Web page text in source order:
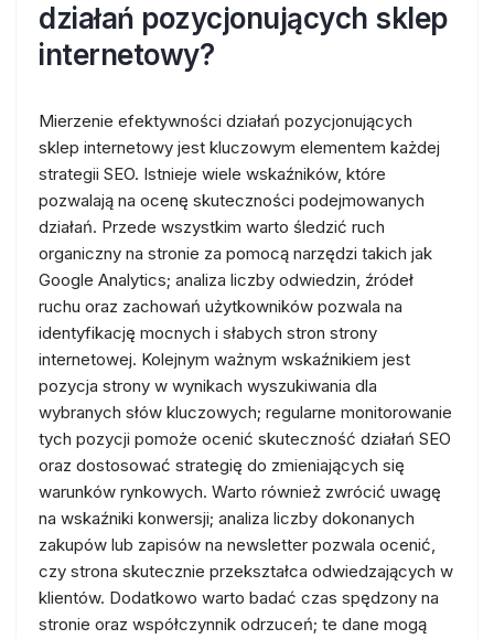
działań pozycjonujących sklep
internetowy?
Mierzenie efektywności działań pozycjonujących
sklep internetowy jest kluczowym elementem każdej
strategii SEO. Istnieje wiele wskaźników, które
pozwalają na ocenę skuteczności podejmowanych
działań. Przede wszystkim warto śledzić ruch
organiczny na stronie za pomocą narzędzi takich jak
Google Analytics; analiza liczby odwiedzin, źródeł
ruchu oraz zachowań użytkowników pozwala na
identyfikację mocnych i słabych stron strony
internetowej. Kolejnym ważnym wskaźnikiem jest
pozycja strony w wynikach wyszukiwania dla
wybranych słów kluczowych; regularne monitorowanie
tych pozycji pomoże ocenić skuteczność działań SEO
oraz dostosować strategię do zmieniających się
warunków rynkowych. Warto również zwrócić uwagę
na wskaźniki konwersji; analiza liczby dokonanych
zakupów lub zapisów na newsletter pozwala ocenić,
czy strona skutecznie przekształca odwiedzających w
klientów. Dodatkowo warto badać czas spędzony na
stronie oraz współczynnik odrzuceń; te dane mogą